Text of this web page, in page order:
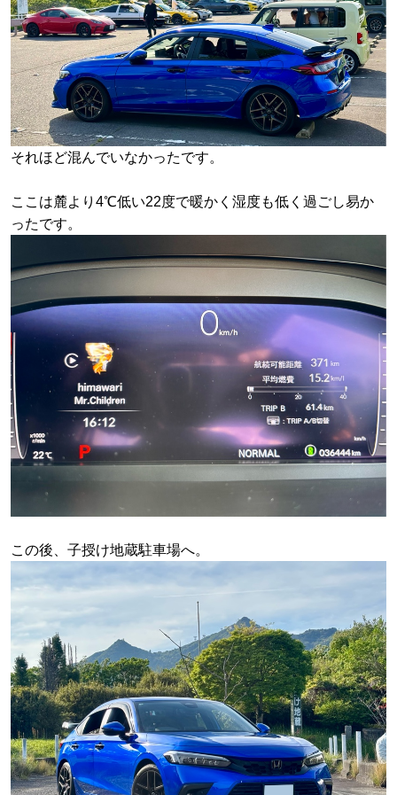
それほど混んでいなかったです。
ここは麓より4℃低い22度で暖かく湿度も低く過ごし易か
ったです。
この後、子授け地蔵駐車場へ。